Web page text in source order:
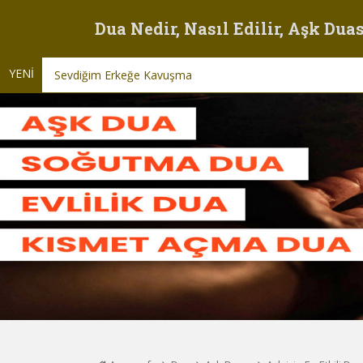
Dua Nedir, Nasıl Edilir, Aşk
YENİ Sevdiğim Erkeğe Kavuşma Duası